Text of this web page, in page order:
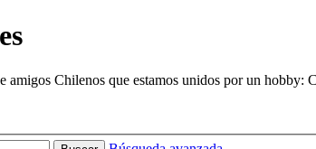
amigos Chilenos que estamos unidos por un hobby: